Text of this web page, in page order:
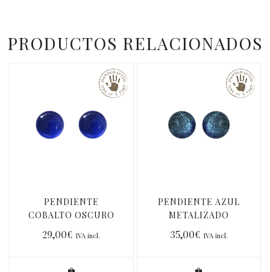
PRODUCTOS RELACIONADOS
PENDIENTE
COBALTO OSCURO
29,00€ IVA incl.
PENDIENTE AZUL
METALIZADO
35,00€ IVA incl.